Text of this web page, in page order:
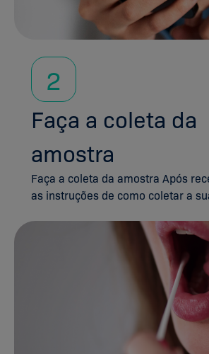
2
Faça a coleta da
amostra
Faça a coleta da amostra Após
as instruções de como coletar a